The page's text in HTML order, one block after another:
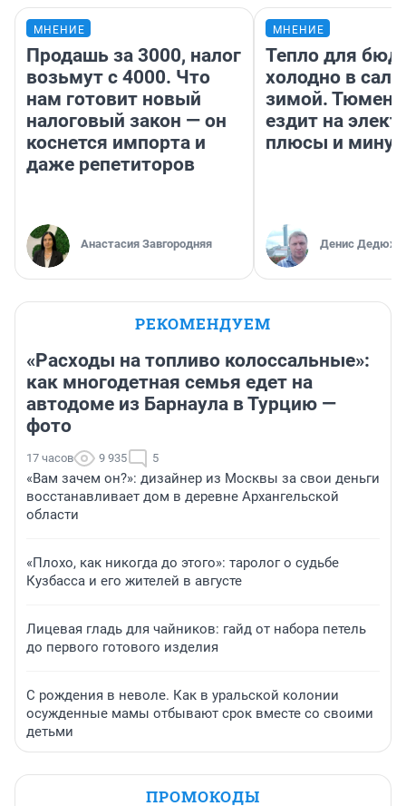
МНЕНИЕ
Продашь за 3000, налог
возьмут с 4000. Что
нам готовит новый
налоговый закон — он
коснется импорта и
даже репетиторов
Анастасия Завгородняя
МНЕНИЕ
Тепло для
холодно в
зимой.
ездит на
плюсы и
Денис
РЕКОМЕНДУЕМ
«Расходы на топливо колоссальные»:
как многодетная семья едет на
автодоме из Барнаула в Турцию —
фото
17 часов 9 935 5
«Вам зачем он?»: дизайнер из Москвы за свои деньги
восстанавливает дом в деревне Архангельской
области
«Плохо, как никогда до этого»: таролог о судьбе
Кузбасса и его жителей в августе
Лицевая гладь для чайников: гайд от набора петель
до первого готового изделия
С рождения в неволе. Как в уральской колонии
осужденные мамы отбывают срок вместе со своими
детьми
ПРОМОКОДЫ